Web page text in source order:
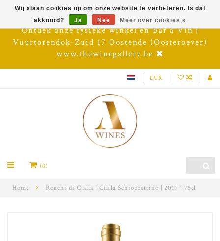
Ontdek onze fysieke winkel en Bar à Vin |
Vuurtorendok-Zuid 17 Oostende (Oosteroever)
www.thewinegallery.be
EUR
(0)
Home Ronchi di Cialla | Cialla Schioppettino | 2017 | 75cl
Wij slaan cookies op om onze website te verbeteren. Is dat
akkoord?
Ja Nee Meer over cookies »